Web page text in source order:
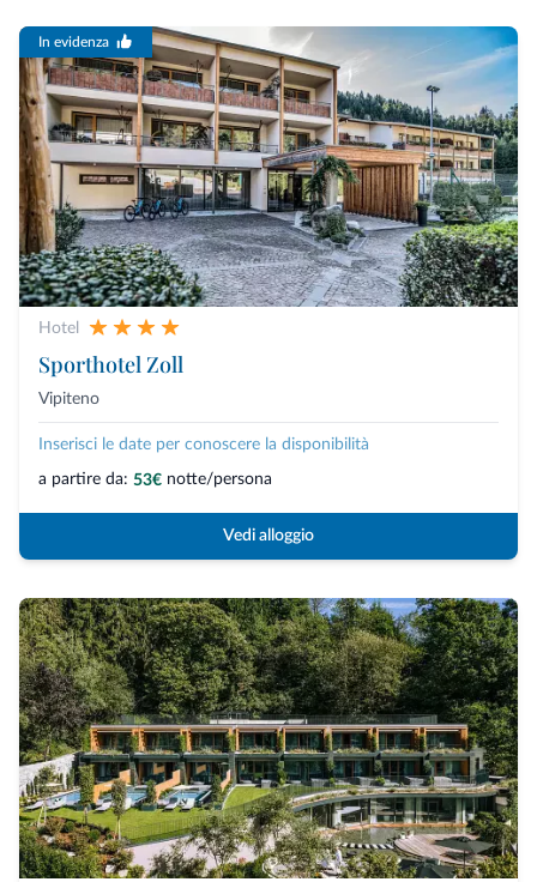
In evidenza
Hotel
Sporthotel Zoll
Vipiteno
Inserisci le date per conoscere la disponibilità
a partire da: 53€ notte/persona
Vedi alloggio